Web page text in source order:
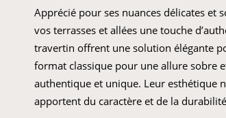
Apprécié pour ses nuances délicates et
vos terrasses et allées une touche
travertin offrent une solution élégante
format classique pour une allure sobre
authentique et unique. Leur esthétique
apportent du caractère et de la